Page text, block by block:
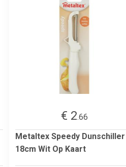
€ 2.66
Metaltex Speedy Dunschiller
18cm Wit Op Kaart